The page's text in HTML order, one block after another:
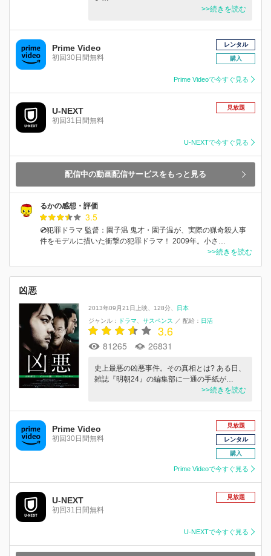
>>続きを読む
Prime Video
初回30日間無料
レンタル
購入
Prime Videoで今すぐ見る
U-NEXT
初回31日間無料
見放題
U-NEXTで今すぐ見る
配信中の動画配信サービスをもっと見る
るかの感想・評価
3.5
💿犯罪ドラマ 監督：園子温 鬼才・園子温が、実際の猟奇殺人事
件をモデルに描いた衝撃の犯罪ドラマ！ 2009年。小さ…
>>続きを読む
凶悪
2013年09月21日上映 128分
日本
ジャンル：
ドラマ サスペンス ／ 配給： 日活
3.6
81265 26831
史上最悪の凶悪事件。その真相とは? ある日、
雑誌『明朝24』の編集部に一通の手紙が…
>>続きを読む
Prime Video
初回30日間無料
見放題
レンタル
購入
Prime Videoで今すぐ見る
U-NEXT
初回31日間無料
見放題
U-NEXTで今すぐ見る